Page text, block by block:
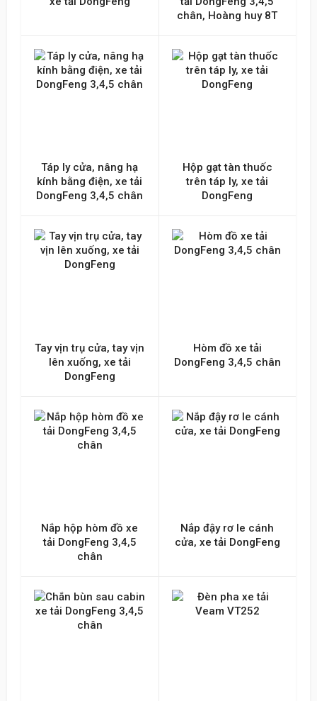
chân, Hoàng huy 8T
Táp ly cửa, nâng hạ
kính bằng điện, xe tải
DongFeng 3,4,5 chân
Hộp gạt tàn thuốc
trên táp ly, xe tải
DongFeng
Tay vịn trụ cửa, tay vịn
lên xuống, xe tải
DongFeng
Hòm đồ xe tải
DongFeng 3,4,5 chân
Nắp hộp hòm đồ xe
tải DongFeng 3,4,5
chân
Nắp đậy rơ le cánh
cửa, xe tải DongFeng